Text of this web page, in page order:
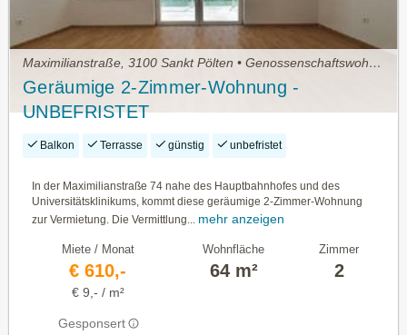
Maximilianstraße, 3100 Sankt Pölten • Genossenschaftswohnung
Geräumige 2-Zimmer-Wohnung -
UNBEFRISTET
Balkon Terrasse günstig unbefristet
In der Maximilianstraße 74 nahe des Hauptbahnhofes und des
Universitätsklinikums, kommt diese geräumige 2-Zimmer-Wohnung
zur Vermietung. Die Vermittlung...
mehr anzeigen
Miete / Monat
€ 610,-
€ 9,- / m²
Gesponsert
Wohnfläche
64 m²
Zimmer
2